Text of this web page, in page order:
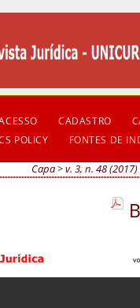
CADASTRO
POLICY FONTES DE
Capa>v. 3, n. 48 (2017)